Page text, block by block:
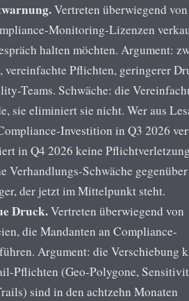
Vertreten überwiegend von
Monitoring-Lizenzen
halten möchten. Argument:
vereinfachte Pflichten, geringerer
Teams. Schwäche: die
sie eliminiert sie nicht. Wer aus
Investition in Q3 2026
in Q4 2026 keine
Verhandlungs-Schwäche
der jetzt im Mittelpunkt steht.
Druck.Vertreten überwiegend von
die Mandanten an Compliance-
Argument: die Verschiebung
Pflichten (Geo-Polygone,
sind in den achtzehn Monaten